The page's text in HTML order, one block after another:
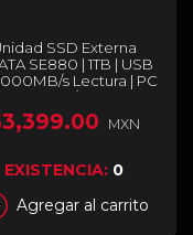
SSD Externa
SE880 | 1TB | USB
s Lectura | PC
Series / PS5 | Color
| AELI-SE880-1TCGY
MXN
EXISTENCIA: 0
Agregar al carrito